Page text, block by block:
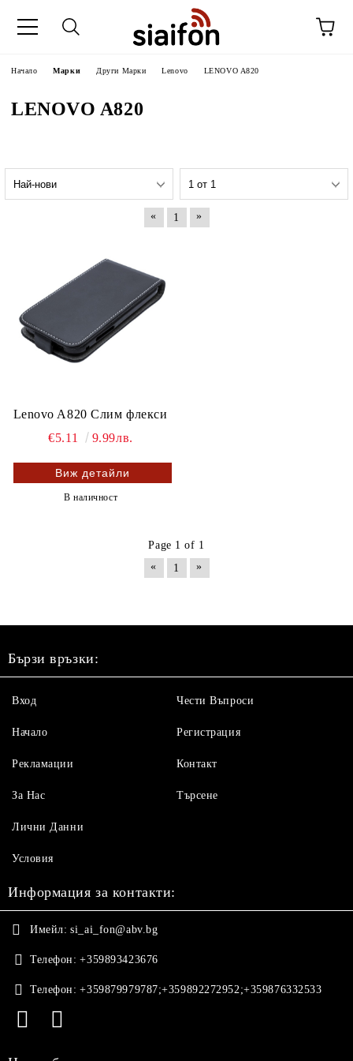
Начало Марки Други Марки Lenovo LENOVO A820
LENOVO A820
« 1 »
Lenovo A820 Слим флекси
€5.11
9.99лв.
Виж детайли
В наличност
Page 1 of 1
«
1 »
Бързи връзки:
Вход
Начало
Рекламации
За Нас
Чести Въпроси
Регистрация
Контакт
Търсене
Лични Данни
Условия
Информация за контакти:
Имейл: si_ai_fon@abv.bg
Телефон: +359893423676
Телефон: +359879979787;+359892272952;+359876332533